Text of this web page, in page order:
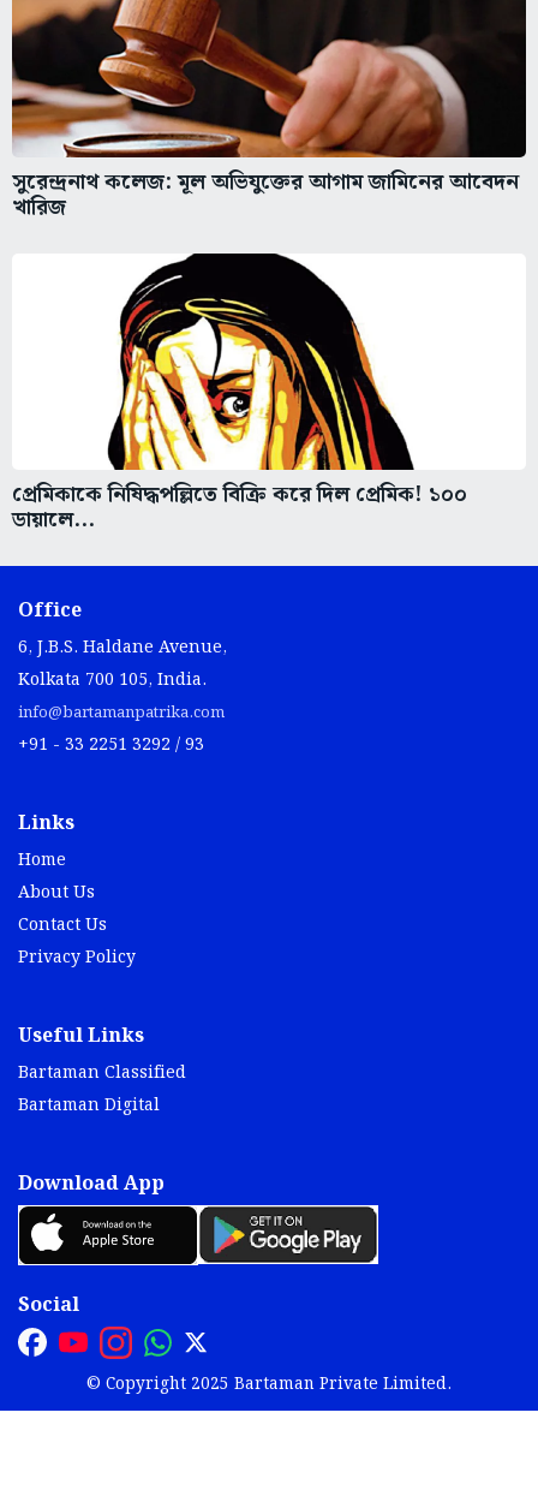
সুরেন্দ্রনাথ কলেজ: মূল অভিযুক্তের আগাম জামিনের আবেদন
খারিজ
প্রেমিকাকে নিষিদ্ধপল্লিতে বিক্রি করে দিল প্রেমিক! ১০০
ডায়ালে...
Office
6, J.B.S. Haldane Avenue,
Kolkata 700 105, India.
info@bartamanpatrika.com
+91 - 33 2251 3292 / 93
Links
Home
About Us
Contact Us
Privacy Policy
Useful Links
Bartaman Classified
Bartaman Digital
Download App
Social
© Copyright 2025 Bartaman Private Limited.